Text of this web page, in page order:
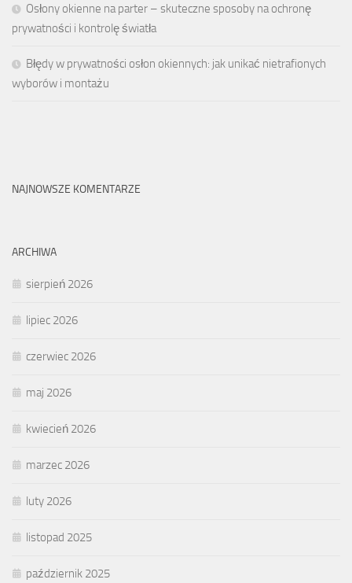
Osłony okienne na parter – skuteczne sposoby na ochronę
prywatności i kontrolę światła
Błędy w prywatności osłon okiennych: jak unikać nietrafionych
wyborów i montażu
NAJNOWSZE KOMENTARZE
ARCHIWA
sierpień 2026
lipiec 2026
czerwiec 2026
maj 2026
kwiecień 2026
marzec 2026
luty 2026
listopad 2025
październik 2025